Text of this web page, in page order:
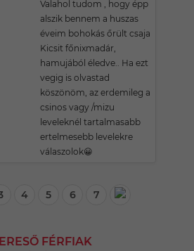
Valahol tudom , hogy épp
alszik bennem a huszas
éveim bohokás őrült csaja
Kicsit főnixmadár,
hamujából éledve.. Ha ezt
vegig is olvastad
köszönöm, az erdemileg a
csinos vagy /mizu
leveleknél tartalmasabb
ertelmesebb levelekre
válaszolok😀
4 5 6 7
FÉRFIAK